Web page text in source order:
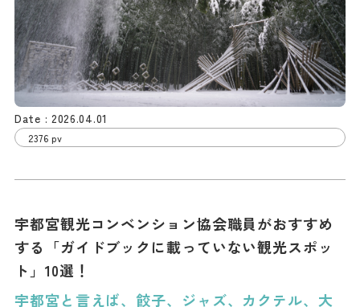
2026.04.01
2376 pv
宇都宮観光コンベンション協会職員がおすすめ
する「ガイドブックに載っていない観光スポッ
ト」10選！
宇都宮と言えば、餃子、ジャズ、カクテル、大